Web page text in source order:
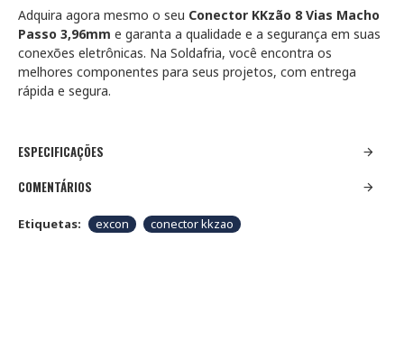
Adquira agora mesmo o seu Conector KKzão 8 Vias Macho
Passo 3,96mm e garanta a qualidade e a segurança em suas
conexões eletrônicas. Na Soldafria, você encontra os
melhores componentes para seus projetos, com entrega
rápida e segura.
ESPECIFICAÇÕES
COMENTÁRIOS
Etiquetas: excon conector kkzao